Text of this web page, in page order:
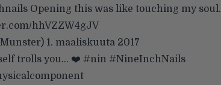
Opening this was like touching my soul.
hhVZZW4gJV
1. maaliskuuta 2017
trolls you… ❤️ #nin #NineInchNails